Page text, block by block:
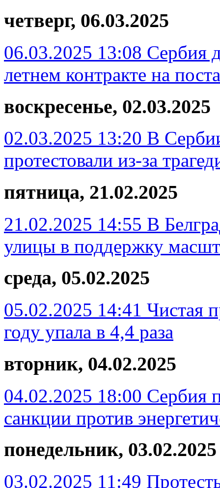
четверг, 06.03.2025
06.03.2025 13:08 Сербия
летнем контракте на
воскресенье, 02.03.2025
02.03.2025 13:20 В
протестовали из-за
пятница, 21.02.2025
21.02.2025 14:55 В
улицы в поддержку
среда, 05.02.2025
05.02.2025 14:41 Чистая
году упала в 4,4 раза
вторник, 04.02.2025
04.02.2025 18:00 Сербия
санкции против
понедельник, 03.02.2025
03.02.2025 11:49